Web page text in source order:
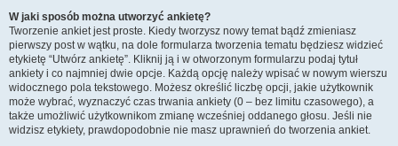
W jaki sposób można utworzyć ankietę?
Tworzenie ankiet jest proste. Kiedy tworzysz nowy temat bądź zmieniasz
pierwszy post w wątku, na dole formularza tworzenia tematu będziesz widzieć
etykietę “Utwórz ankietę”. Kliknij ją i w otworzonym formularzu podaj tytuł
ankiety i co najmniej dwie opcje. Każdą opcję należy wpisać w nowym wierszu
widocznego pola tekstowego. Możesz określić liczbę opcji, jakie użytkownik
może wybrać, wyznaczyć czas trwania ankiety (0 – bez limitu czasowego), a
także umożliwić użytkownikom zmianę wcześniej oddanego głosu. Jeśli nie
widzisz etykiety, prawdopodobnie nie masz uprawnień do tworzenia ankiet.